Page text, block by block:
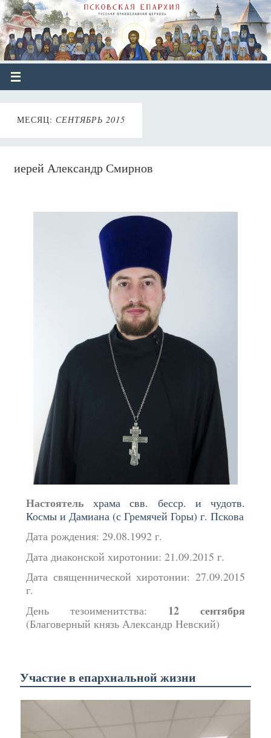
МЕСЯЦ: СЕНТЯБРЬ 2015
иерей Александр Смирнов
Настоятель храма свв. бесср. и чудотв.
Космы и Дамиана (с Гремячей Горы) г. Пскова
Дата рождения: 29.08.1992 г.
Дата диаконской хиротонии: 21.09.2015 г.
Дата священнической хиротонии: 27.09.2015
г.
День тезоименитства: 12 сентября
(Благоверный князь Александр Невский)
Участие в епархиальной жизни